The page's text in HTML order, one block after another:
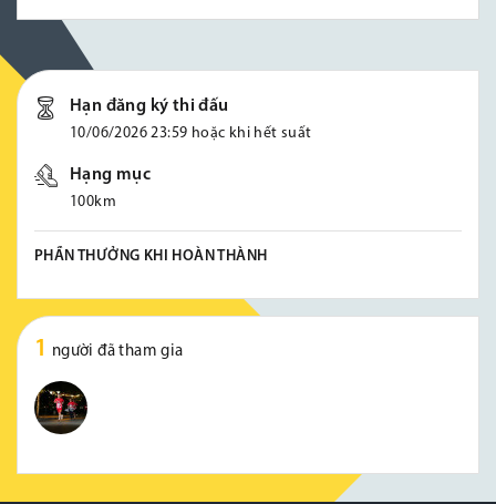
Hạn đăng ký thi đấu
10/06/2026 23:59 hoặc khi hết suất
Hạng mục
100km
PHẦN THƯỞNG KHI HOÀN THÀNH
1 người đã tham gia